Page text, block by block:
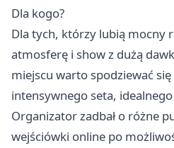
Dla kogo?
Dla tych, którzy lubią mocny
atmosferę i show z dużą
miejscu warto spodziewać się
intensywnego seta,
Organizator zadbał o różne
wejściówki online po